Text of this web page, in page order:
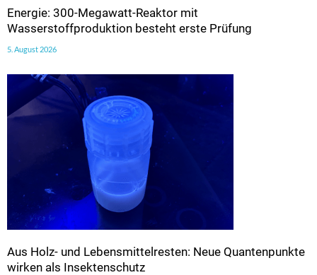
Energie: 300-Megawatt-Reaktor mit
Wasserstoffproduktion besteht erste Prüfung
5. August 2026
Aus Holz- und Lebensmittelresten: Neue Quantenpunkte
wirken als Insektenschutz